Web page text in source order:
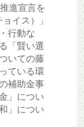
進宣言を
イス）」
行動な
「賢い選
いての藤
ている環
補助金事
」につい
」につい